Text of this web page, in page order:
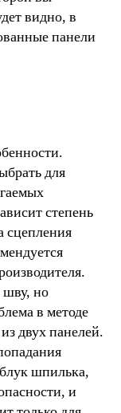
видно, в
панели
для
степень
сцепления
шву, но
в методе
двух панелей.
шпилька,
и